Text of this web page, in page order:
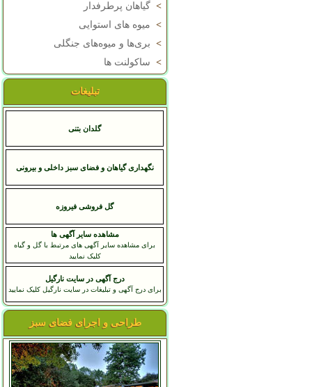
> گیاهان پرطرفدار
> میوه های استوایی
> بری‌ها و میوه‌های جنگلی
> ساکولنت ها
تبلیغات
گلدان بتنی
نگهداری گیاهان و فضای سبز داخلی و بیرونی
گل فروشی فیروزه
مشاهده سایر آگهی ها
برای مشاهده سایر آگهی های مرتبط با گل و گیاه
کلیک نمایید
درج آگهی در سایت نارگیل
برای درج آگهی و تبلیغات در سایت نارگیل کلیک نمایید
طراحی و اجرای فضای سبز